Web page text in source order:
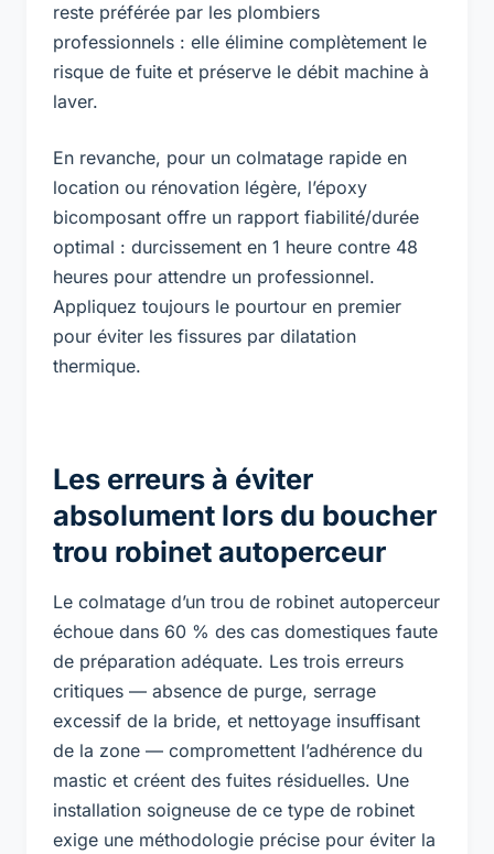
reste préférée par les plombiers
professionnels : elle élimine complètement le
risque de fuite et préserve le débit machine à
laver.
En revanche, pour un colmatage rapide en
location ou rénovation légère, l’époxy
bicomposant offre un rapport fiabilité/durée
optimal : durcissement en 1 heure contre 48
heures pour attendre un professionnel.
Appliquez toujours le pourtour en premier
pour éviter les fissures par dilatation
thermique.
Les erreurs à éviter
absolument lors du boucher
trou robinet autoperceur
Le colmatage d’un trou de robinet autoperceur
échoue dans 60 % des cas domestiques faute
de préparation adéquate. Les trois erreurs
critiques — absence de purge, serrage
excessif de la bride, et nettoyage insuffisant
de la zone — compromettent l’adhérence du
mastic et créent des fuites résiduelles. Une
installation soigneuse de ce type de robinet
exige une méthodologie précise pour éviter la